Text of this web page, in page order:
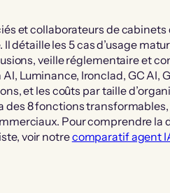
et collaborateurs de cabinets
détaille les 5 cas d’usage
veille réglementaire et
Luminance, Ironclad, GC AI,
et les coûts par taille
des 8 fonctions
Pour comprendre la
voir notrecomparatif agent